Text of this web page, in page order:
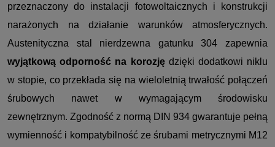
przeznaczony do instalacji fotowoltaicznych i konstrukcji
narażonych na działanie warunków atmosferycznych.
Austenityczna stal nierdzewna gatunku 304 zapewnia
wyjątkową odporność na korozjędzięki dodatkowi niklu
w stopie, co przekłada się na wieloletnią trwałość połączeń
śrubowych nawet w wymagającym środowisku
zewnętrznym. Zgodność z normą DIN 934 gwarantuje pełną
wymienność i kompatybilność ze śrubami metrycznymi M12